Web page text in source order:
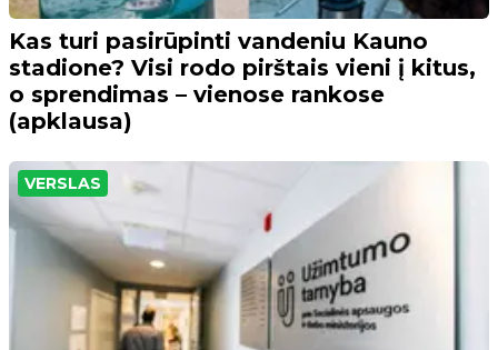
Kas turi pasirūpinti vandeniu Kauno
stadione? Visi rodo pirštais vieni į kitus,
o sprendimas – vienose rankose
(apklausa)
VERSLAS